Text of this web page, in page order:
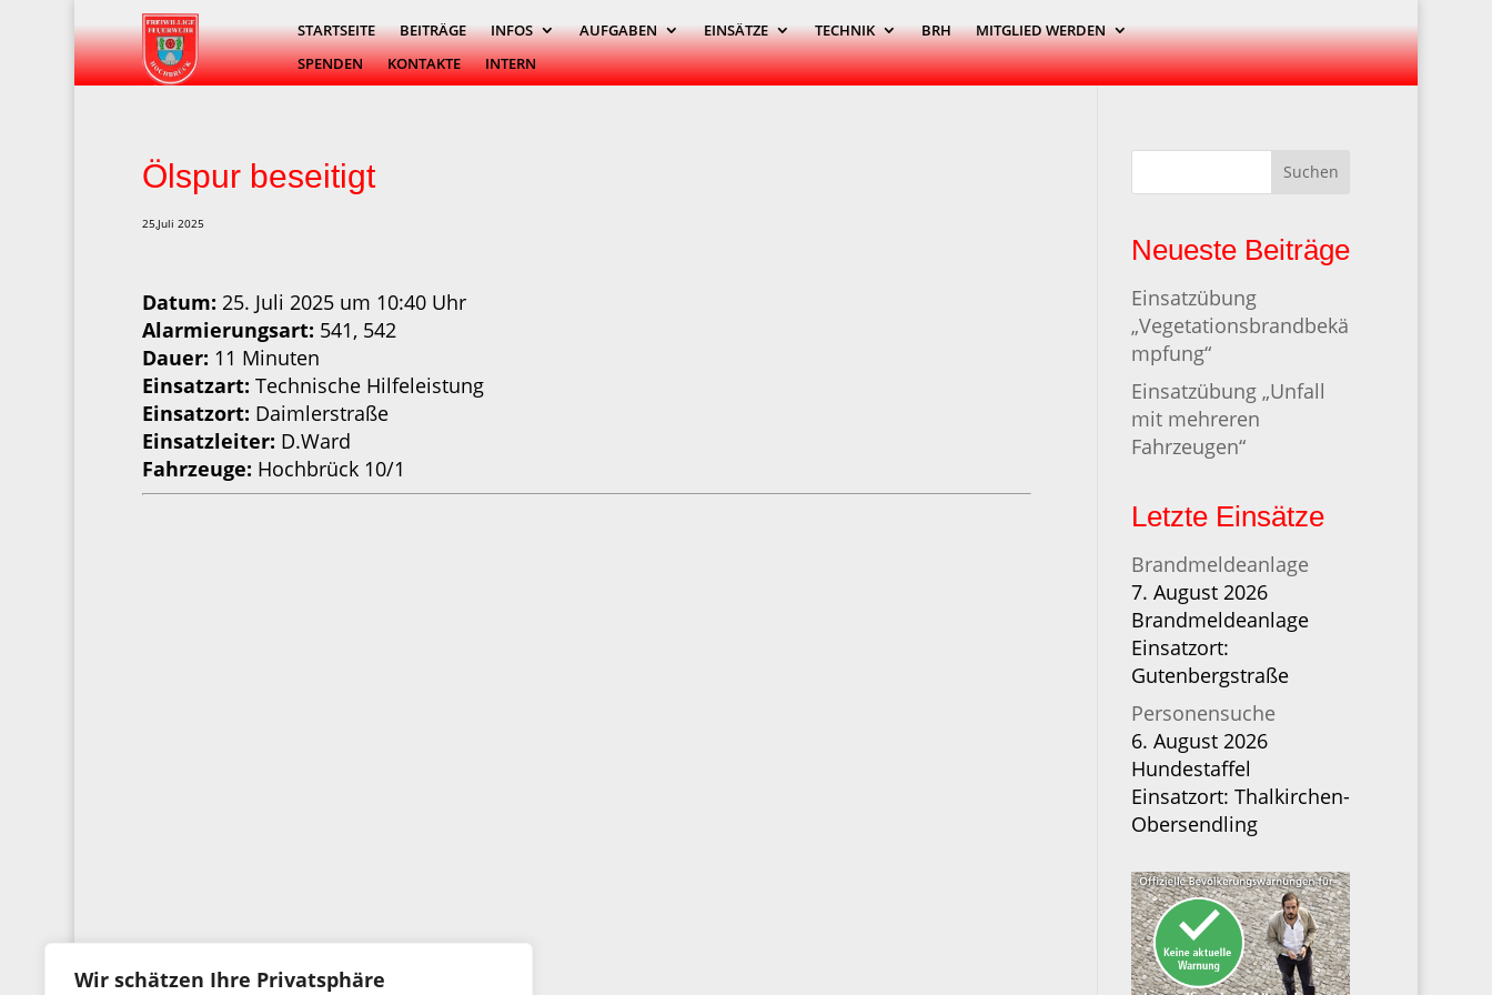
Wir schätzen Ihre Privatsphäre
STARTSEITE BEITRÄGE INFOS AUFGABEN EINSÄTZE TECHNIK BRH
MITGLIED WERDEN
SPENDEN
KONTAKTE INTERN
Ölspur beseitigt
25,Juli 2025
Datum: 25. Juli 2025 um 10:40 Uhr
Alarmierungsart: 541, 542
Dauer: 11 Minuten
Einsatzart: Technische Hilfeleistung
Einsatzort: Daimlerstraße
Einsatzleiter: D.Ward
Fahrzeuge: Hochbrück 10/1
Suchen
Neueste Beiträge
Einsatzübung
„Vegetationsbrandbekä
mpfung“
Einsatzübung „Unfall
mit mehreren
Fahrzeugen“
Letzte Einsätze
Brandmeldeanlage
7. August 2026
Brandmeldeanlage
Einsatzort:
Gutenbergstraße
Personensuche
6. August 2026
Hundestaffel
Einsatzort: Thalkirchen-
Obersendling